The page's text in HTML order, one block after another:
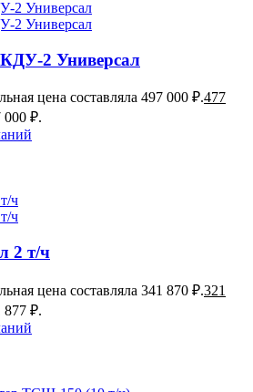
2 Универсал
цена составляла 497 000 ₽.477
000 ₽.
2 т/ч
цена составляла 341 870 ₽.321
877 ₽.